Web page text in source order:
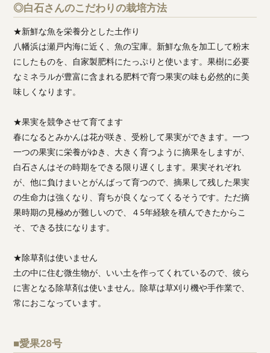
◎白石さんのこだわりの栽培方法
★新鮮な魚を栄養分とした土作り
八幡浜は瀬戸内海に近く、魚の宝庫。新鮮な魚を加工して粉末
にしたものを、自家製肥料にたっぷりと使います。果樹に必要
なミネラルが豊富に含まれる肥料で育つ果実の味も必然的に美
味しくなります。
★果実を競争させて育てます
春になるとみかんは花が咲き、受粉して果実ができます。一つ
一つの果実に栄養がゆき、大きく育つように摘果をしますが、
白石さんはその時期をできる限り遅くします。果実それぞれ
が、他に負けまいとがんばって育つので、摘果して残した果実
の生命力は強くなり、育ちが良くなってくるそうです。ただ摘
果時期の見極めが難しいので、４5年経験を積んできたからこ
そ、できる技になります。
★除草剤は使いません
土の中に住む微生物が、いい土を作ってくれているので、彼ら
に害となる除草剤は使いません。除草は草刈り機や手作業で、
常におこなっています。
■愛果28号